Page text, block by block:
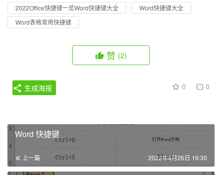
2022Office快捷键一览Word快捷键大全
Word快捷键大全
Word表格常用快捷键
赞 (2)
0 0
生成海报
Word 快捷键
上一篇 2022年4月26日 16:30